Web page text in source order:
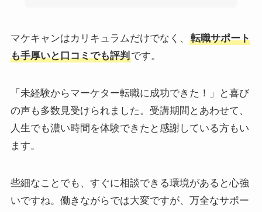
マケキャンはカリキュラムだけでなく、
転職サポート
も手厚いと口コミでも評判です。
「未経験からマーケター転職に成功できた！」と喜び
の声も多数見受けられました。受講期間とあわせて、
人生でも濃い時間を体験できたと感謝している方もい
ます。
些細なことでも、すぐに相談できる環境があると心強
いですね。働きながらでは大変ですが、万全なサポー